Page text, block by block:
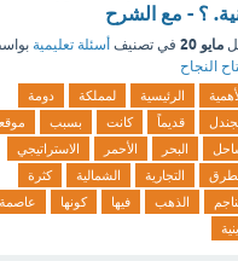
؟ - مع الشرح
مايو 20 في تصنيف أسئلة تعليمية
النجاح
الرئيسية لمملكة
دومة
قديماً كانت بسبب
البحر الأحمر
الاستراتيجي
التجارية الشمالية
كثرة
الذهب فيها كونها
عاصمة